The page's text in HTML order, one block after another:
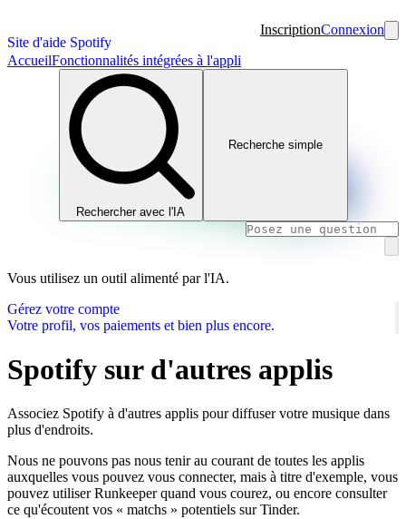
Site d'aide Spotify
InscriptionConnexion
AccueilFonctionnalités intégrées à l'appli
Rechercher avec l'IA
Recherche simple
Vous utilisez un outil alimenté par l'IA.
Gérez votre compte
Votre profil, vos paiements et bien plus encore.
Spotify sur d'autres applis
Associez Spotify à d'autres applis pour diffuser votre musique dans
plus d'endroits.
Nous ne pouvons pas nous tenir au courant de toutes les applis
auxquelles vous pouvez vous connecter, mais à titre d'exemple, vous
pouvez utiliser Runkeeper quand vous courez, ou encore consulter
ce qu'écoutent vos « matchs » potentiels sur Tinder.